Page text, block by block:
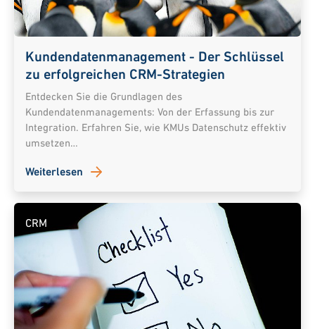
Kundendatenmanagement - Der Schlüssel
zu erfolgreichen CRM-Strategien
Entdecken Sie die Grundlagen des
Kundendatenmanagements: Von der Erfassung bis zur
Integration. Erfahren Sie, wie KMUs Datenschutz effektiv
umsetzen…
Weiterlesen
CRM